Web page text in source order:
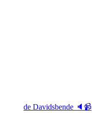
de Davidsbende 🔈📹